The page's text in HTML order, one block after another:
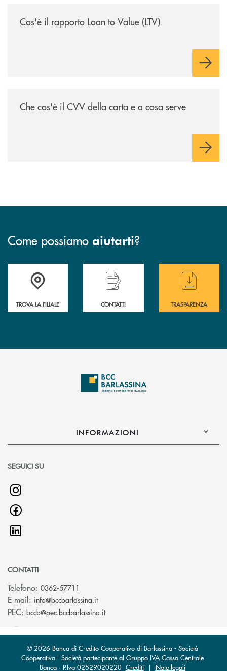
Cos'è il rapporto Loan to Value (LTV)
Che cos'è il CVV della carta e a cosa serve
Come possiamo aiutarti?
Accedi all' elenco completo delle filiali di BCC Barlassina.
TROVA LA FILIALE
Hai bisogno di assistenza immediata ?
CONTATTI
Hai bisogno di
TRASPARENZA
INFORMAZIONI
SEGUICI SU
CONTATTI
Telefono: 0362-57711
E-mail: info@bccbarlassina.it(si apre l’app di posta elettronica)
PEC: bccb@pec.bccbarlassina.it(si apre l’app di posta elettronica)
© 2026 Banca di Credito Cooperativo di Barlassina - Società
Cooperativa - Società partecipante al Gruppo IVA Cassa Centrale
Banca · P.Iva 02529020220 Crediti| Note legali